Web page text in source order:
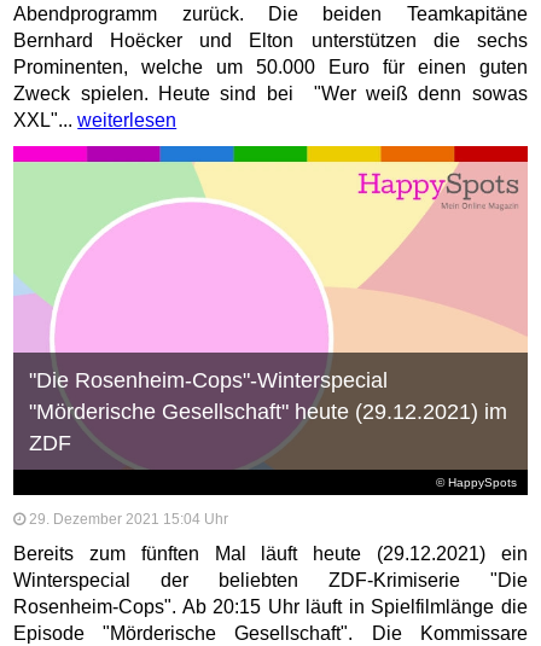
Abendprogramm zurück. Die beiden Teamkapitäne
Bernhard Hoëcker und Elton unterstützen die sechs
Prominenten, welche um 50.000 Euro für einen guten
Zweck spielen. Heute sind bei "Wer weiß denn sowas
XXL"...weiterlesen
© HappySpots
"Die Rosenheim-Cops"-Winterspecial
"Mörderische Gesellschaft" heute (29.12.2021) im
ZDF
29. Dezember 2021 15:04 Uhr
Bereits zum fünften Mal läuft heute (29.12.2021) ein
Winterspecial der beliebten ZDF-Krimiserie "Die
Rosenheim-Cops". Ab 20:15 Uhr läuft in Spielfilmlänge die
Episode "Mörderische Gesellschaft". Die Kommissare